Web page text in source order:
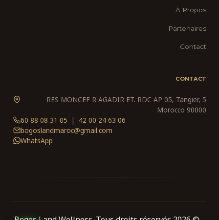
À Propos
Partenaires
Contact
CONTACT
5 RES MONCEF R AGADIR ET. RDC AP 05, Tangier,
Morocco 90000
06 63 24 00 42
|
05 31 08 88 60
bogoslandmaroc@gmail.com
WhatsApp